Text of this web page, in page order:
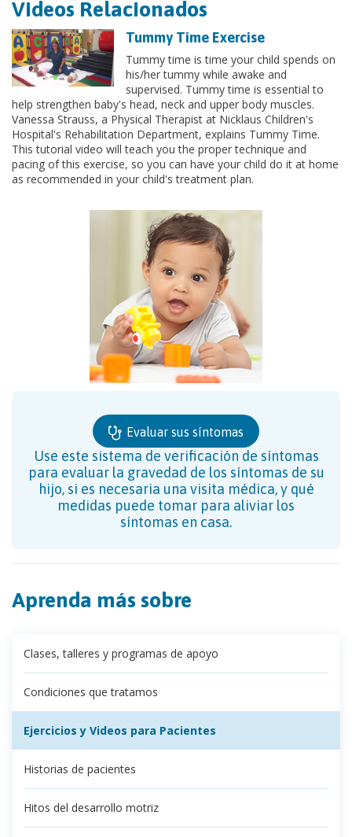
Videos Relacionados
Tummy Time Exercise
Tummy time is time your child spends on
his/her tummy while awake and
supervised. Tummy time is essential to
help strengthen baby's head, neck and upper body muscles.
Vanessa Strauss, a Physical Therapist at Nicklaus Children's
Hospital's Rehabilitation Department, explains Tummy Time.
This tutorial video will teach you the proper technique and
pacing of this exercise, so you can have your child do it at home
as recommended in your child's treatment plan.
Evaluar sus síntomas
Use este sistema de verificación de síntomas
para evaluar la gravedad de los síntomas de su
hijo, si es necesaria una visita médica, y qué
medidas puede tomar para aliviar los
síntomas en casa.
Aprenda más sobre
Clases, talleres y programas de apoyo
Condiciones que tratamos
Ejercicios y Videos para Pacientes
Historias de pacientes
Hitos del desarrollo motriz